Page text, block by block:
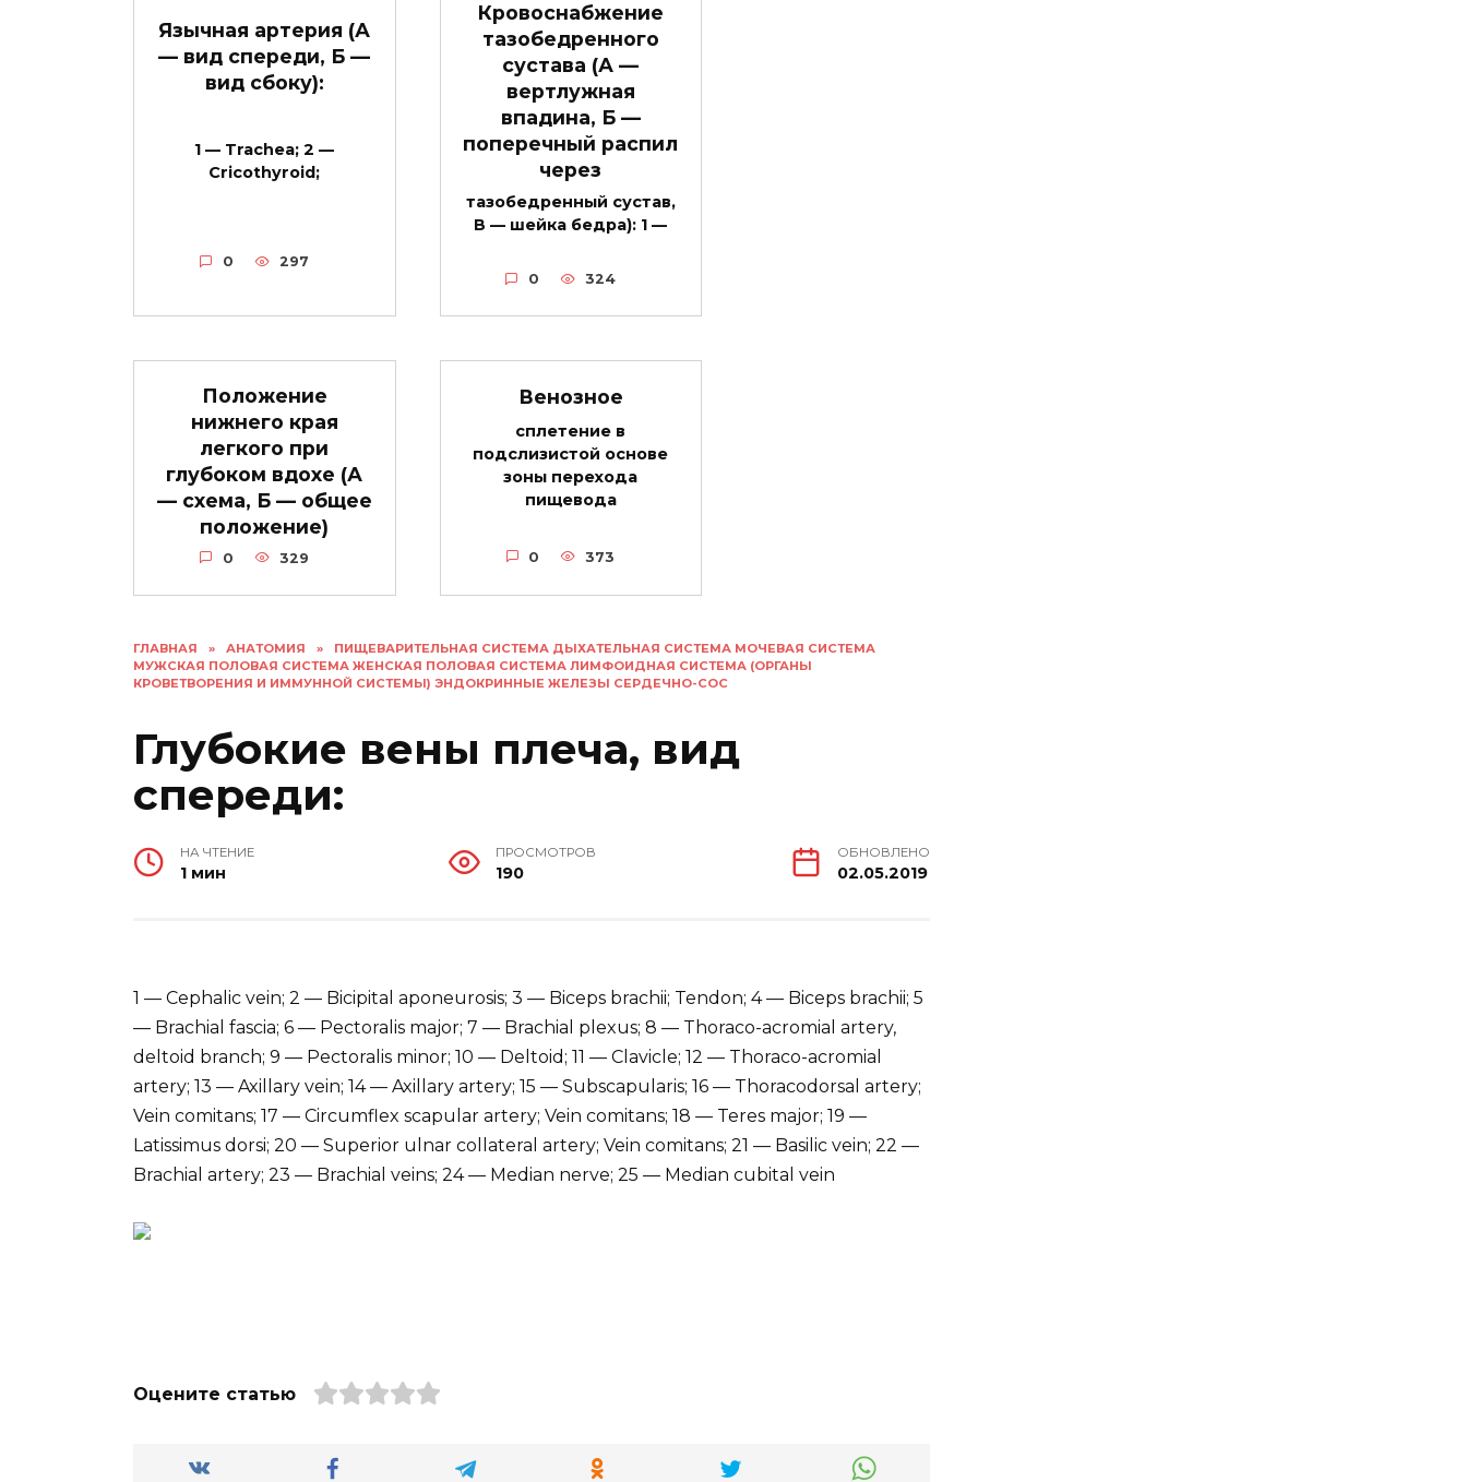
ГЛАВНАЯ » АНАТОМИЯ »
ПИЩЕВАРИТЕЛЬНАЯ СИСТЕМА ДЫХАТЕЛЬНАЯ СИСТЕМА МОЧЕВАЯ СИСТЕМА
МУЖСКАЯ ПОЛОВАЯ СИСТЕМА ЖЕНСКАЯ ПОЛОВАЯ СИСТЕМА ЛИМФОИДНАЯ СИСТЕМА (ОРГАНЫ
КРОВЕТВОРЕНИЯ И ИММУННОЙ СИСТЕМЫ) ЭНДОКРИННЫЕ ЖЕЛЕЗЫ СЕРДЕЧНО-СОС
Глубокие вены плеча, вид
спереди:
НА ЧТЕНИЕ
1 мин
ПРОСМОТРОВ
190
ОБНОВЛЕНО
02.05.2019
1 — Cephalic vein; 2 — Bicipital aponeurosis; 3 — Biceps brachii; Tendon; 4 — Biceps brachii; 5
— Brachial fascia; 6 — Pectoralis major; 7 — Brachial plexus; 8 — Thoraco-acromial artery,
deltoid branch; 9 — Pectoralis minor; 10 — Deltoid; 11 — Clavicle; 12 — Thoraco-acromial
artery; 13 — Axillary vein; 14 — Axillary artery; 15 — Subscapularis; 16 — Thoracodorsal artery;
Vein comitans; 17 — Circumflex scapular artery; Vein comitans; 18 — Teres major; 19 —
Latissimus dorsi; 20 — Superior ulnar collateral artery; Vein comitans; 21 — Basilic vein; 22 —
Brachial artery; 23 — Brachial veins; 24 — Median nerve; 25 — Median cubital vein
Оцените статью
Язычная артерия (А
— вид спереди, Б —
вид сбоку):
1 — Trachea; 2 —
Cricothyroid;
0 297
Кровоснабжение
тазобедренного
сустава (А —
вертлужная
впадина, Б —
поперечный распил
через
тазобедренный сустав,
В — шейка бедра): 1 —
0 324
Положение
нижнего края
легкого при
глубоком вдохе (А
— схема, Б — общее
положение)
0 329
Венозное
сплетение в
подслизистой основе
зоны перехода
пищевода
0 373